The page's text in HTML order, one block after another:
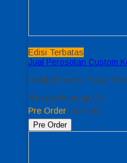
Edisi Terbatas
Jual Perosotan Custom
Related posts: Pusat
*Harga Hubungi CS
Pre Order / prs KD
Pre Order